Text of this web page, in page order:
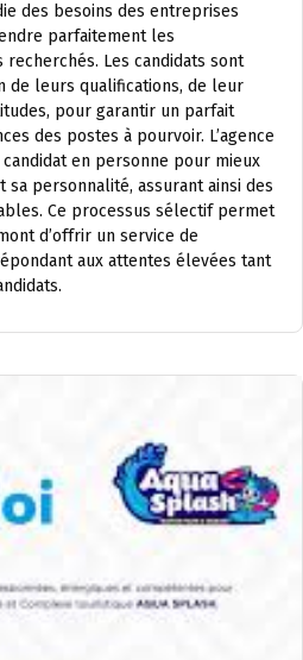
des besoins des entreprises
parfaitement les
Les candidats sont
de leurs qualifications, de leur
pour garantir un parfait
des postes à pourvoir. L’agence
en personne pour mieux
personnalité, assurant ainsi des
Ce processus sélectif permet
d’offrir un service de
aux attentes élevées tant